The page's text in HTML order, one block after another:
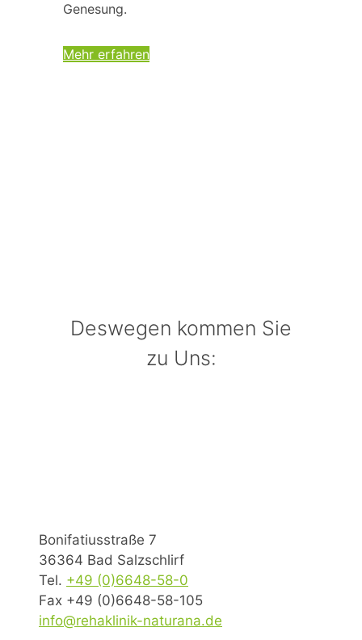
Genesung.
Mehr erfahren
Deswegen kommen Sie
zu Uns:
Bonifatiusstraße 7
36364 Bad Salzschlirf
Tel. +49 (0)6648-58-0
Fax +49 (0)6648-58-105
info@rehaklinik-naturana.de